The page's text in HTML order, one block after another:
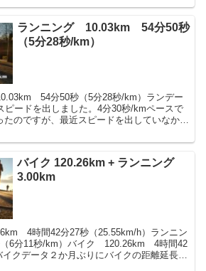
ランニング 10.03km 54分50秒
（5分28秒/km）
54分50秒（5分28秒/km）ランデー
ピードを出しました。4分30秒/kmペースで
のですが、最近スピードを出していなかっ
バイク 120.26km + ランニング
3.00km
4時間42分27秒（25.55km/h）ランニン
6分11秒/km）バイク 120.26km 4時間42
クデータ２か月ぶりにバイクの距離延長